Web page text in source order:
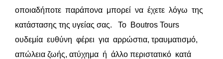
οποιαδήποτε παράπονα μπορεί να έχετε λόγω της
κατάστασης της υγείας σας. Το Boutros Tours
ουδεμία ευθύνη φέρει για αρρώστια, τραυματισμό,
απώλεια ζωής, ατύχημα ή άλλο περιστατικό κατά